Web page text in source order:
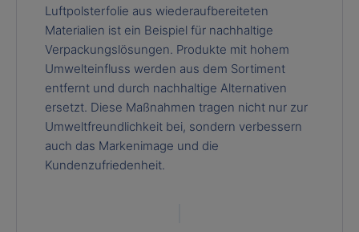
Luftpolsterfolie aus wiederaufbereiteten
Materialien ist ein Beispiel für nachhaltige
Verpackungslösungen. Produkte mit hohem
Umwelteinfluss werden aus dem Sortiment
entfernt und durch nachhaltige Alternativen
ersetzt. Diese Maßnahmen tragen nicht nur zur
Umweltfreundlichkeit bei, sondern verbessern
auch das Markenimage und die
Kundenzufriedenheit.